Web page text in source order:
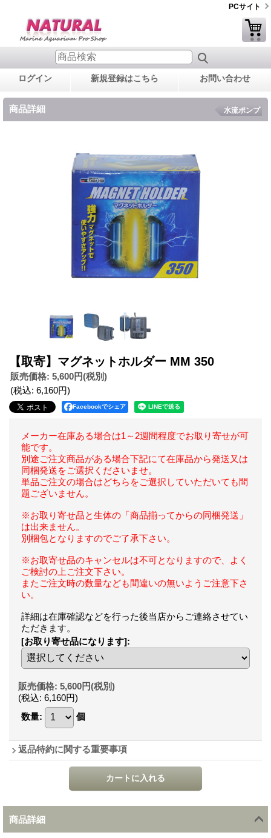
PCサイト
ログイン 新規登録はこちら お問い合わせ
商品詳細 水流ポンプ
【取寄】マグネットホルダー MM 350
販売価格: 5,600円(税別)
(税込: 6,160円)
Facebookでシェア
メーカー在庫ある場合は1～2週間程度でお取り寄せが可
能です。
別途ご注文商品がある場合下記にて在庫品から発送又は
同梱発送をご選択くださいませ。
単品ご注文の場合はどちらをご選択していただいても問
題ございません。
※お取り寄せ品と生体の「商品揃ってからの同梱発送」
は出来ません。
別梱包となりますのでご了承下さい。
※お取寄せ品のキャンセルは不可となりますので、よく
ご検討の上ご注文下さい。
またご注文時の数量なども間違いの無いようご注意下さ
い。
詳細は在庫確認などを行った後当店からご連絡させてい
ただきます。
[お取り寄せ品になります]:
販売価格: 5,600円(税別)
(税込: 6,160円)
数量: 個
返品特約に関する重要事項
商品詳細